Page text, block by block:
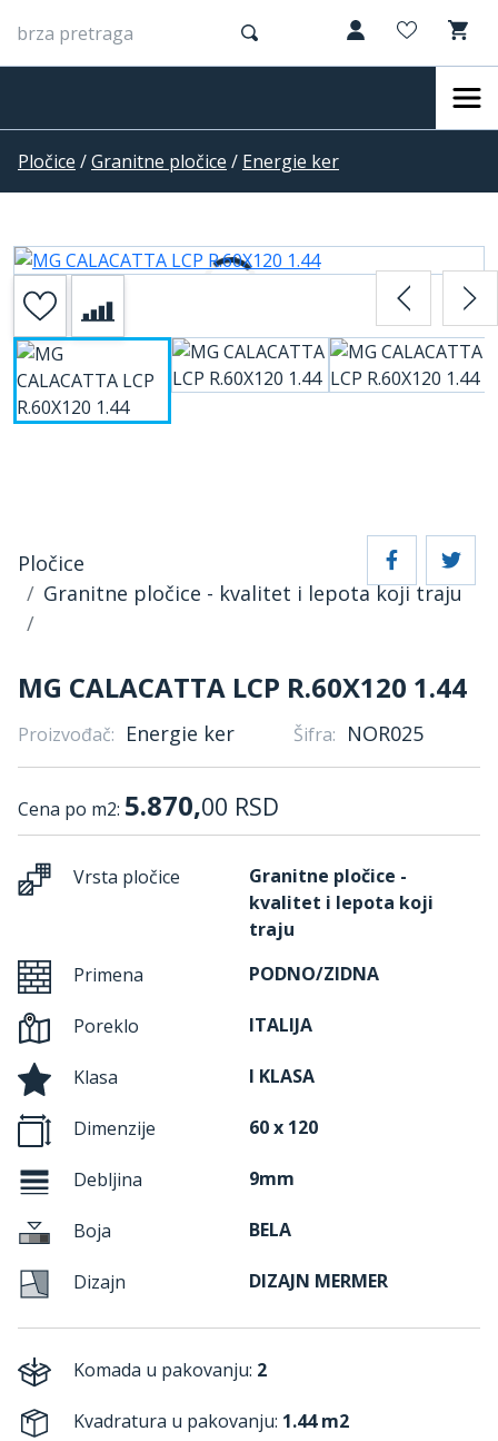
Pločice /Granitne pločice / Energie ker
Pločice
Granitne pločice - kvalitet i lepota koji traju
MG CALACATTA LCP R.60X120 1.44
Proizvođač: Energie ker Šifra: NOR025
Cena po m2: 5.870,00 RSD
Vrsta pločice
Granitne pločice -
kvalitet i lepota koji
traju
Primena
PODNO/ZIDNA
Poreklo ITALIJA
Klasa I KLASA
Dimenzije 60 x 120
Debljina 9mm
Boja BELA
Dizajn DIZAJN MERMER
Komada u pakovanju: 2
Kvadratura u pakovanju: 1.44 m2